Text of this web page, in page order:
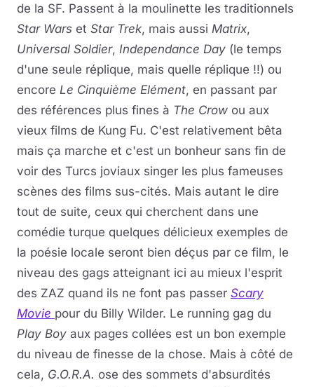
de la SF. Passent à la moulinette les traditionnels
Star Wars et Star Trek, mais aussi Matrix,
Universal Soldier, Independance Day (le temps
d'une seule réplique, mais quelle réplique !!) ou
encore Le Cinquième Elément, en passant par
des références plus fines à The Crow ou aux
vieux films de Kung Fu. C'est relativement bêta
mais ça marche et c'est un bonheur sans fin de
voir des Turcs joviaux singer les plus fameuses
scènes des films sus-cités. Mais autant le dire
tout de suite, ceux qui cherchent dans une
comédie turque quelques délicieux exemples de
la poésie locale seront bien déçus par ce film, le
niveau des gags atteignant ici au mieux l'esprit
des ZAZ quand ils ne font pas passer Scary
Movie pour du Billy Wilder. Le running gag du
Play Boy aux pages collées est un bon exemple
du niveau de finesse de la chose. Mais à côté de
cela, G.O.R.A. ose des sommets d'absurdités